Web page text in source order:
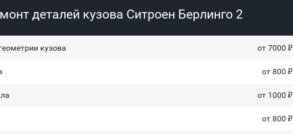
деталей кузова Ситроен Берлинго 2
кузова от 7000 ₽
от 800 ₽
от 1000 ₽
от 800 ₽